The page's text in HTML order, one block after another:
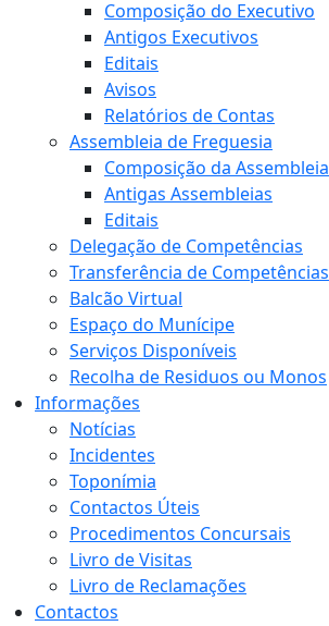
Composição do Executivo
Antigos Executivos
Editais
Avisos
Relatórios de Contas
Assembleia de Freguesia
Composição da Assembleia
Antigas Assembleias
Editais
Delegação de Competências
Transferência de Competências
Balcão Virtual
Espaço do Munícipe
Serviços Disponíveis
Recolha de Residuos ou Monos
Informações
Notícias
Incidentes
Toponímia
Contactos Úteis
Procedimentos Concursais
Livro de Visitas
Livro de Reclamações
Contactos